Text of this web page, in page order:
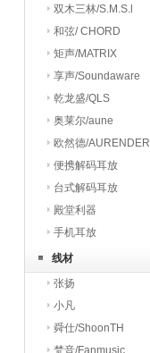
双木三林/S.M.S.l
和弦/ CHORD
矩声/MATRIX
享声/Soundaware
乾龙盛/QLS
奥莱尔/aune
欧然德/AURENDER
便携解码耳放
台式解码耳放
殿堂利器
手机耳放
线材
张扬
小凡
舜仕/ShoonTH
梵音/Fanmusic